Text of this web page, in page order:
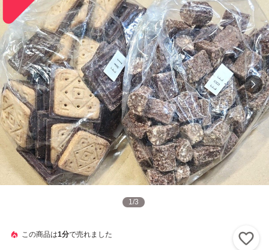
1/3
この商品は1分で売れました